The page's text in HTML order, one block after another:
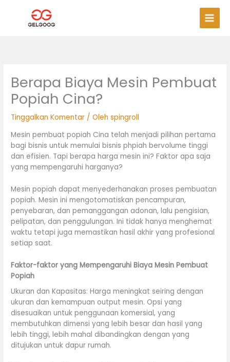
Berapa Biaya Mesin Pembuat
Popiah Cina?
Tinggalkan Komentar / Olehspingroll
Mesin pembuat popiah Cina telah menjadi pilihan pertama
bagi bisnis untuk memulai bisnis phpiah bervolume tinggi
dan efisien. Tapi berapa harga mesin ini? Faktor apa saja
yang mempengaruhi harganya?
Mesin popiah dapat menyederhanakan proses pembuatan
popiah. Mesin ini mengotomatiskan pencampuran,
penyebaran, dan pemanggangan adonan, lalu pengisian,
pelipatan, dan penggulungan. Ini tidak hanya menghemat
waktu tetapi juga memastikan hasil akhir yang profesional
setiap saat.
Faktor-faktor yang Mempengaruhi Biaya Mesin Pembuat
Popiah
Ukuran dan Kapasitas: Harga meningkat seiring dengan
ukuran dan kemampuan output mesin. Opsi yang
disesuaikan untuk penggunaan komersial, yang
membutuhkan dimensi yang lebih besar dan hasil yang
lebih tinggi, lebih mahal dibandingkan dengan yang
ditujukan untuk dapur rumah.